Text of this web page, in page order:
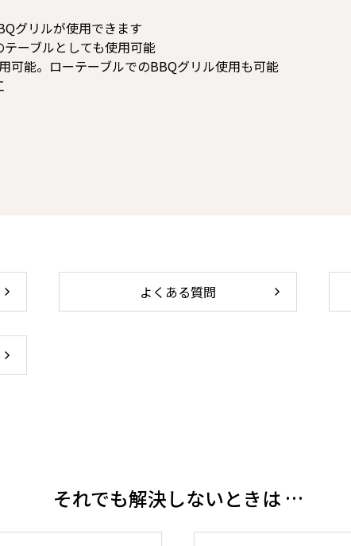
グリルが使用できます
ーブルとしても使用可能
能。ローテーブルでのBBQグリル使用も可能
よくある質問
それでも解決しないときは …